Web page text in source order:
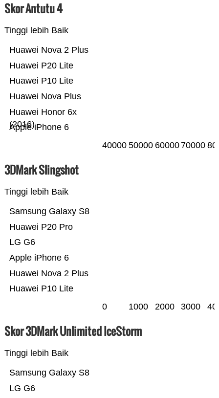
Skor Antutu 4
Tinggi lebih Baik
Apple iPhone 6
Huawei Honor 6x
(2016)
Huawei Nova Plus
Huawei P10 Lite
Huawei P20 Lite
Huawei Nova 2 Plus
40000 50000 60000 70000
3DMark Slingshot
Tinggi lebih Baik
Huawei P10 Lite
Huawei Nova 2 Plus
Apple iPhone 6
LG G6
Huawei P20 Pro
Samsung Galaxy S8
0 1000 2000 3000
Skor 3DMark Unlimited IceStorm
Tinggi lebih Baik
LG G6
Samsung Galaxy S8